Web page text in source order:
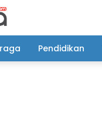
Pendidikan